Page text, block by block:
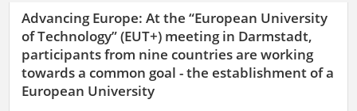
Advancing Europe: At the “European University
of Technology” (EUT+) meeting in Darmstadt,
participants from nine countries are working
towards a common goal - the establishment of a
European University